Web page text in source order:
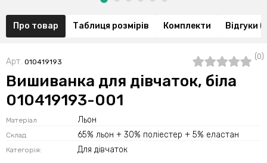
Про товар Таблиця розмірів Комплекти Відгуки
Арт. 010419193
(0)
Вишиванка для дівчаток, біла
010419193-001
Матеріал Льон
Склад 65% льон + 30% поліестер + 5% еластан
Категорія: Для дівчаток